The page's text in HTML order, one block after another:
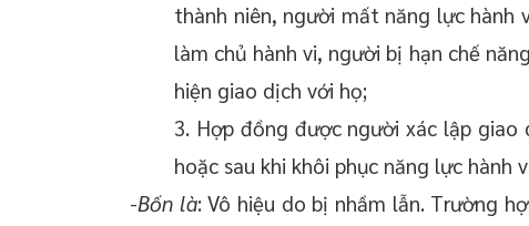
thành niên, người mất năng lực hành
làm chủ hành vi, người bị hạn chế
hiện giao dịch với họ;
3. Hợp đồng được người xác lập
hoặc sau khi khôi phục năng lực hành
-Bốn là: Vô hiệu do bị nhầm lẫn. Trường